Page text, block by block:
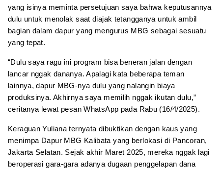
yang isinya meminta persetujuan saya bahwa keputusannya
dulu untuk menolak saat diajak tetangganya untuk ambil
bagian dalam dapur yang mengurus MBG sebagai sesuatu
yang tepat.
“Dulu saya ragu ini program bisa beneran jalan dengan
lancar nggak dananya. Apalagi kata beberapa teman
lainnya, dapur MBG-nya dulu yang nalangin biaya
produksinya. Akhirnya saya memilih nggak ikutan dulu,”
ceritanya lewat pesan WhatsApp pada Rabu (16/4/2025).
Keraguan Yuliana ternyata dibuktikan dengan kaus yang
menimpa Dapur MBG Kalibata yang berlokasi di Pancoran,
Jakarta Selatan. Sejak akhir Maret 2025, mereka nggak lagi
beroperasi gara-gara adanya dugaan penggelapan dana